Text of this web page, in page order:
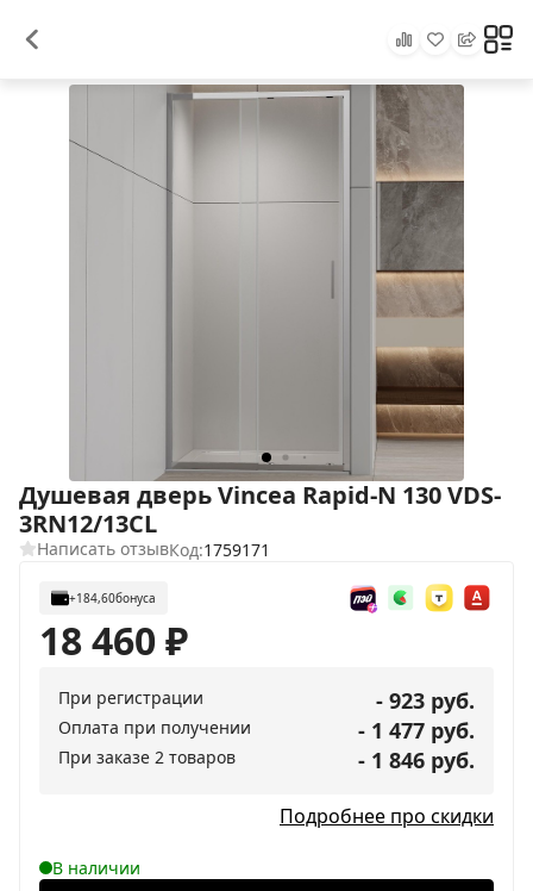
Душевая дверь Vincea Rapid-N 130 VDS-
3RN12/13CL
Написать отзывКод:1759171
+184,60бонуса
18 460₽
При регистрации - 923 руб.
Оплата при получении - 1 477 руб.
При заказе 2 товаров - 1 846 руб.
Подробнее про скидки
В наличии